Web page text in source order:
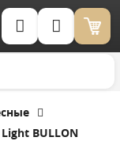
Корзина (0)
BULLON